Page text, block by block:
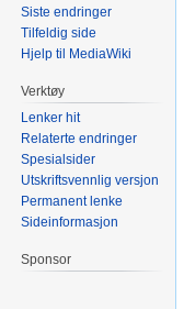
Siste endringer
Tilfeldig side
Hjelp til MediaWiki
Verktøy
Lenker hit
Relaterte endringer
Spesialsider
Utskriftsvennlig versjon
Permanent lenke
Sideinformasjon
Sponsor